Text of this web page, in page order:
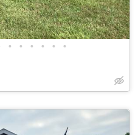
• • • • • •